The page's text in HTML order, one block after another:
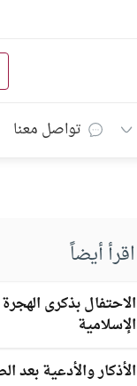
تواصل معنا
اقرأ أيضاً
الاحتفال بذكرى
الإسلامية
الأذكار والأدعية بعد